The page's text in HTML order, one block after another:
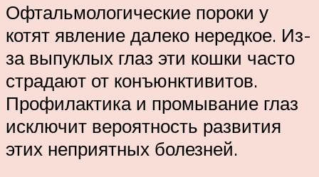
Офтальмологические пороки у
котят явление далеко нередкое. Из-
за выпуклых глаз эти кошки часто
страдают от конъюнктивитов.
Профилактика и промывание глаз
исключит вероятность развития
этих неприятных болезней.